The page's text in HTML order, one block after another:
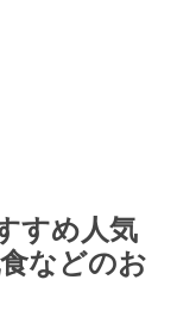
すめ人気
などのお